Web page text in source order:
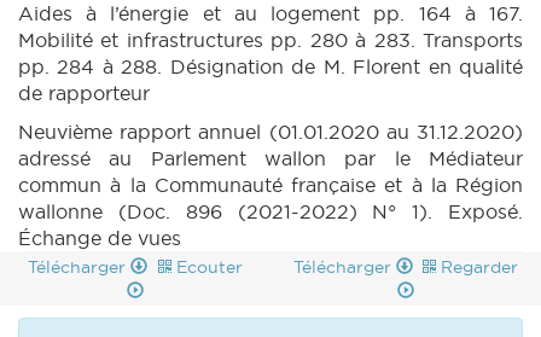
Aides à l’énergie et au logement pp. 164 à 167.
Mobilité et infrastructures pp. 280 à 283. Transports
pp. 284 à 288. Désignation de M. Florent en qualité
de rapporteur
Neuvième rapport annuel (01.01.2020 au 31.12.2020)
adressé au Parlement wallon par le Médiateur
commun à la Communauté française et à la Région
wallonne (Doc. 896 (2021-2022) N° 1). Exposé.
Échange de vues
Télécharger Ecouter Télécharger Regarder